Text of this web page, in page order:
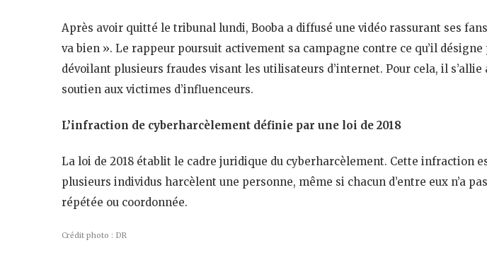
Après avoir quitté le tribunal lundi, Booba a diffusé une vidéo rassurant ses
va bien ». Le rappeur poursuit activement sa campagne contre ce qu’il
dévoilant plusieurs fraudes visant les utilisateurs d’internet. Pour cela, il s’allie
soutien aux victimes d’influenceurs.
L’infraction de cyberharcèlement définie par une loi de 2018
La loi de 2018 établit le cadre juridique du cyberharcèlement. Cette infraction
plusieurs individus harcèlent une personne, même si chacun d’entre eux n’a
répétée ou coordonnée.
Crédit photo : DR